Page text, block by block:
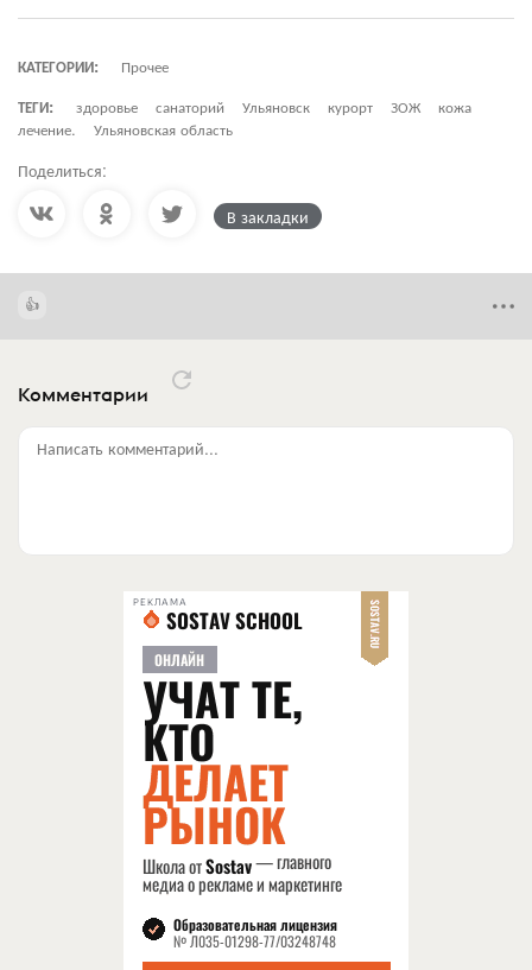
КАТЕГОРИИ:
Прочее
ТЕГИ:
здоровье санаторий Ульяновск курорт ЗОЖ
кожа
лечение.
Ульяновская область
Поделиться:
В закладки
Комментарии
Написать комментарий...
РЕКЛАМА